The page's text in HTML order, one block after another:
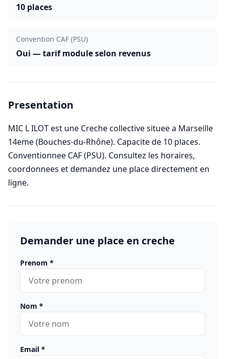
10 places
Convention CAF (PSU)
Oui — tarif module selon revenus
Presentation
MIC L ILOT est une Creche collective situee a Marseille
14eme (Bouches-du-Rhône). Capacite de 10 places.
Conventionnee CAF (PSU). Consultez les horaires,
coordonnees et demandez une place directement en
ligne.
Demander une place en creche
Prenom *
Nom *
Email *